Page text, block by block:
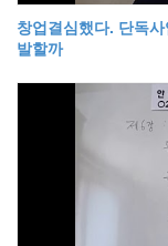
창업결심했다. 단독
발할까